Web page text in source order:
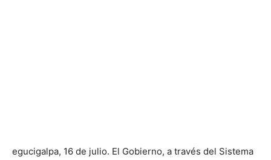
egucigalpa, 16 de julio. El Gobierno, a través del Sistema